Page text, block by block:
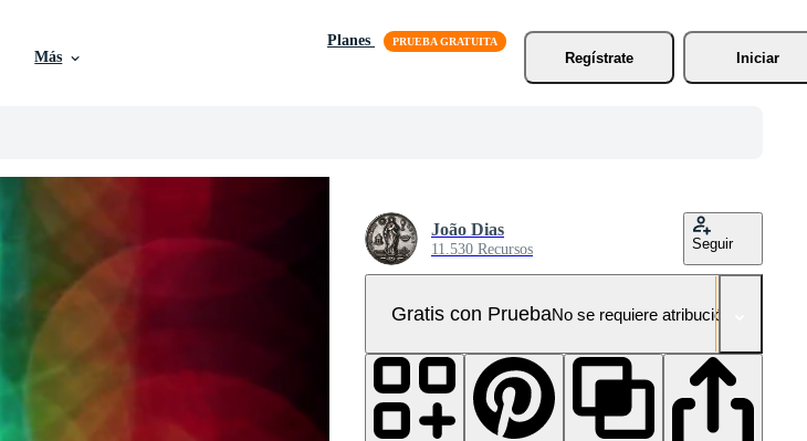
Más
Planes
Regístrate
Iniciar
João Dias
11.530 Recursos Seguir
Gratis con PruebaNo se requiere atribución!